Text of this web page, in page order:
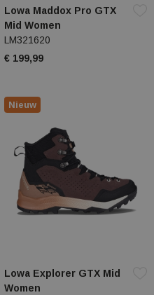
Lowa Maddox Pro GTX
Mid Women
LM321620
€ 199,99
Lowa Explorer GTX Mid
Women
Nieuw